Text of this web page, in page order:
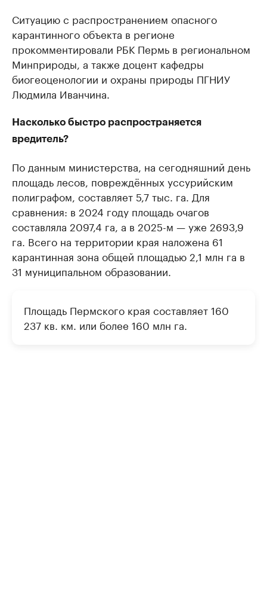
Ситуацию с распространением опасного
карантинного объекта в регионе
прокомментировали РБК Пермь в региональном
Минприроды, а также доцент кафедры
биогеоценологии и охраны природы ПГНИУ
Людмила Иванчина.
Насколько быстро распространяется
вредитель?
По данным министерства, на сегодняшний день
площадь лесов, повреждённых уссурийским
полиграфом, составляет 5,7 тыс. га. Для
сравнения: в 2024 году площадь очагов
составляла 2097,4 га, а в 2025-м — уже 2693,9
га. Всего на территории края наложена 61
карантинная зона общей площадью 2,1 млн га в
31 муниципальном образовании.
Площадь Пермского края составляет 160
237 кв. км. или более 160 млн га.